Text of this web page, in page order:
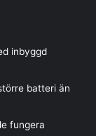
inbyggd
batteri än
fungera